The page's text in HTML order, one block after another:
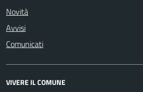
Novità
Avvisi
Comunicati
VIVERE IL COMUNE